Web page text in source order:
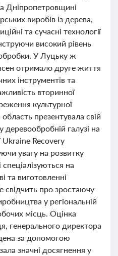
Дніпропетровщині
виробів із дерева,
та сучасні технології
високий рівень
У Луцьку ж
отримало друге життя
інструментів та
вторинної
культурної
презентувала свій
деревообробній галузі на
Ukraine Recovery
увагу на розвитку
спеціалізуються на
та виготовленні
свідчить про зростаючу
у регіональній
місць. Оцінка
генерального директора
за допомогою
значні досягнення у